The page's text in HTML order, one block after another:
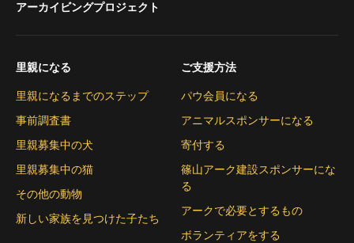
アーカイビングプロジェクト
里親になる
里親になるまでのステップ
事前調査書
里親募集中の犬
里親募集中の猫
その他の動物
新しい家族を見つけた子たち
ご支援方法
パウ会員になる
アニマルスポンサーになる
寄付する
篠山アーク建設スポンサーにな
る
アークで必要とするもの
ボランティアをする